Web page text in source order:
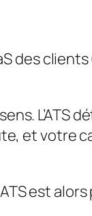
des
L’ATS
et votre
est